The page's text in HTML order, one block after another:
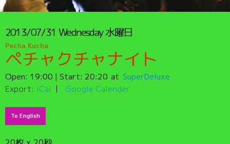
2013/07/31 Wednesday水曜日
Pecha Kucha
ペチャクチャナイト
Open: 19:00 | Start: 20:20
SuperDeluxe
Export: iCal Google Calender
To English